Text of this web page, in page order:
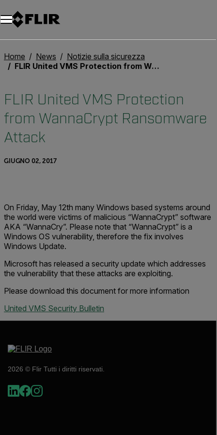
Unread messages
Modello
Rimuovi
articoli
articolo
Aggiungi al carrello
Aggiunto al carrello
Home News
Notizie sulla sicurezza
FLIR United VMS Protection from WannaCrypt Ransomware Attack
FLIR United VMS Protection
from WannaCrypt Ransomware
Attack
GIUGNO 02, 2017
On Friday, May 12th many Windows based systems around
the world were victims of malicious “WannaCrypt” software
AKA “WannaCry”. Please note that “WannaCrypt” is a
Windows OS vulnerability, therefore the fix involves
Windows Update.
Microsoft has released a security update which addresses
the vulnerability that these attacks are exploiting.
Please download this document for more information
United VMS Security Bulletin
2026 © Flir Tutti i diritti riservati.